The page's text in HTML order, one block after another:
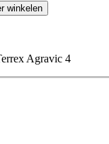
winkelen
Agravic 4